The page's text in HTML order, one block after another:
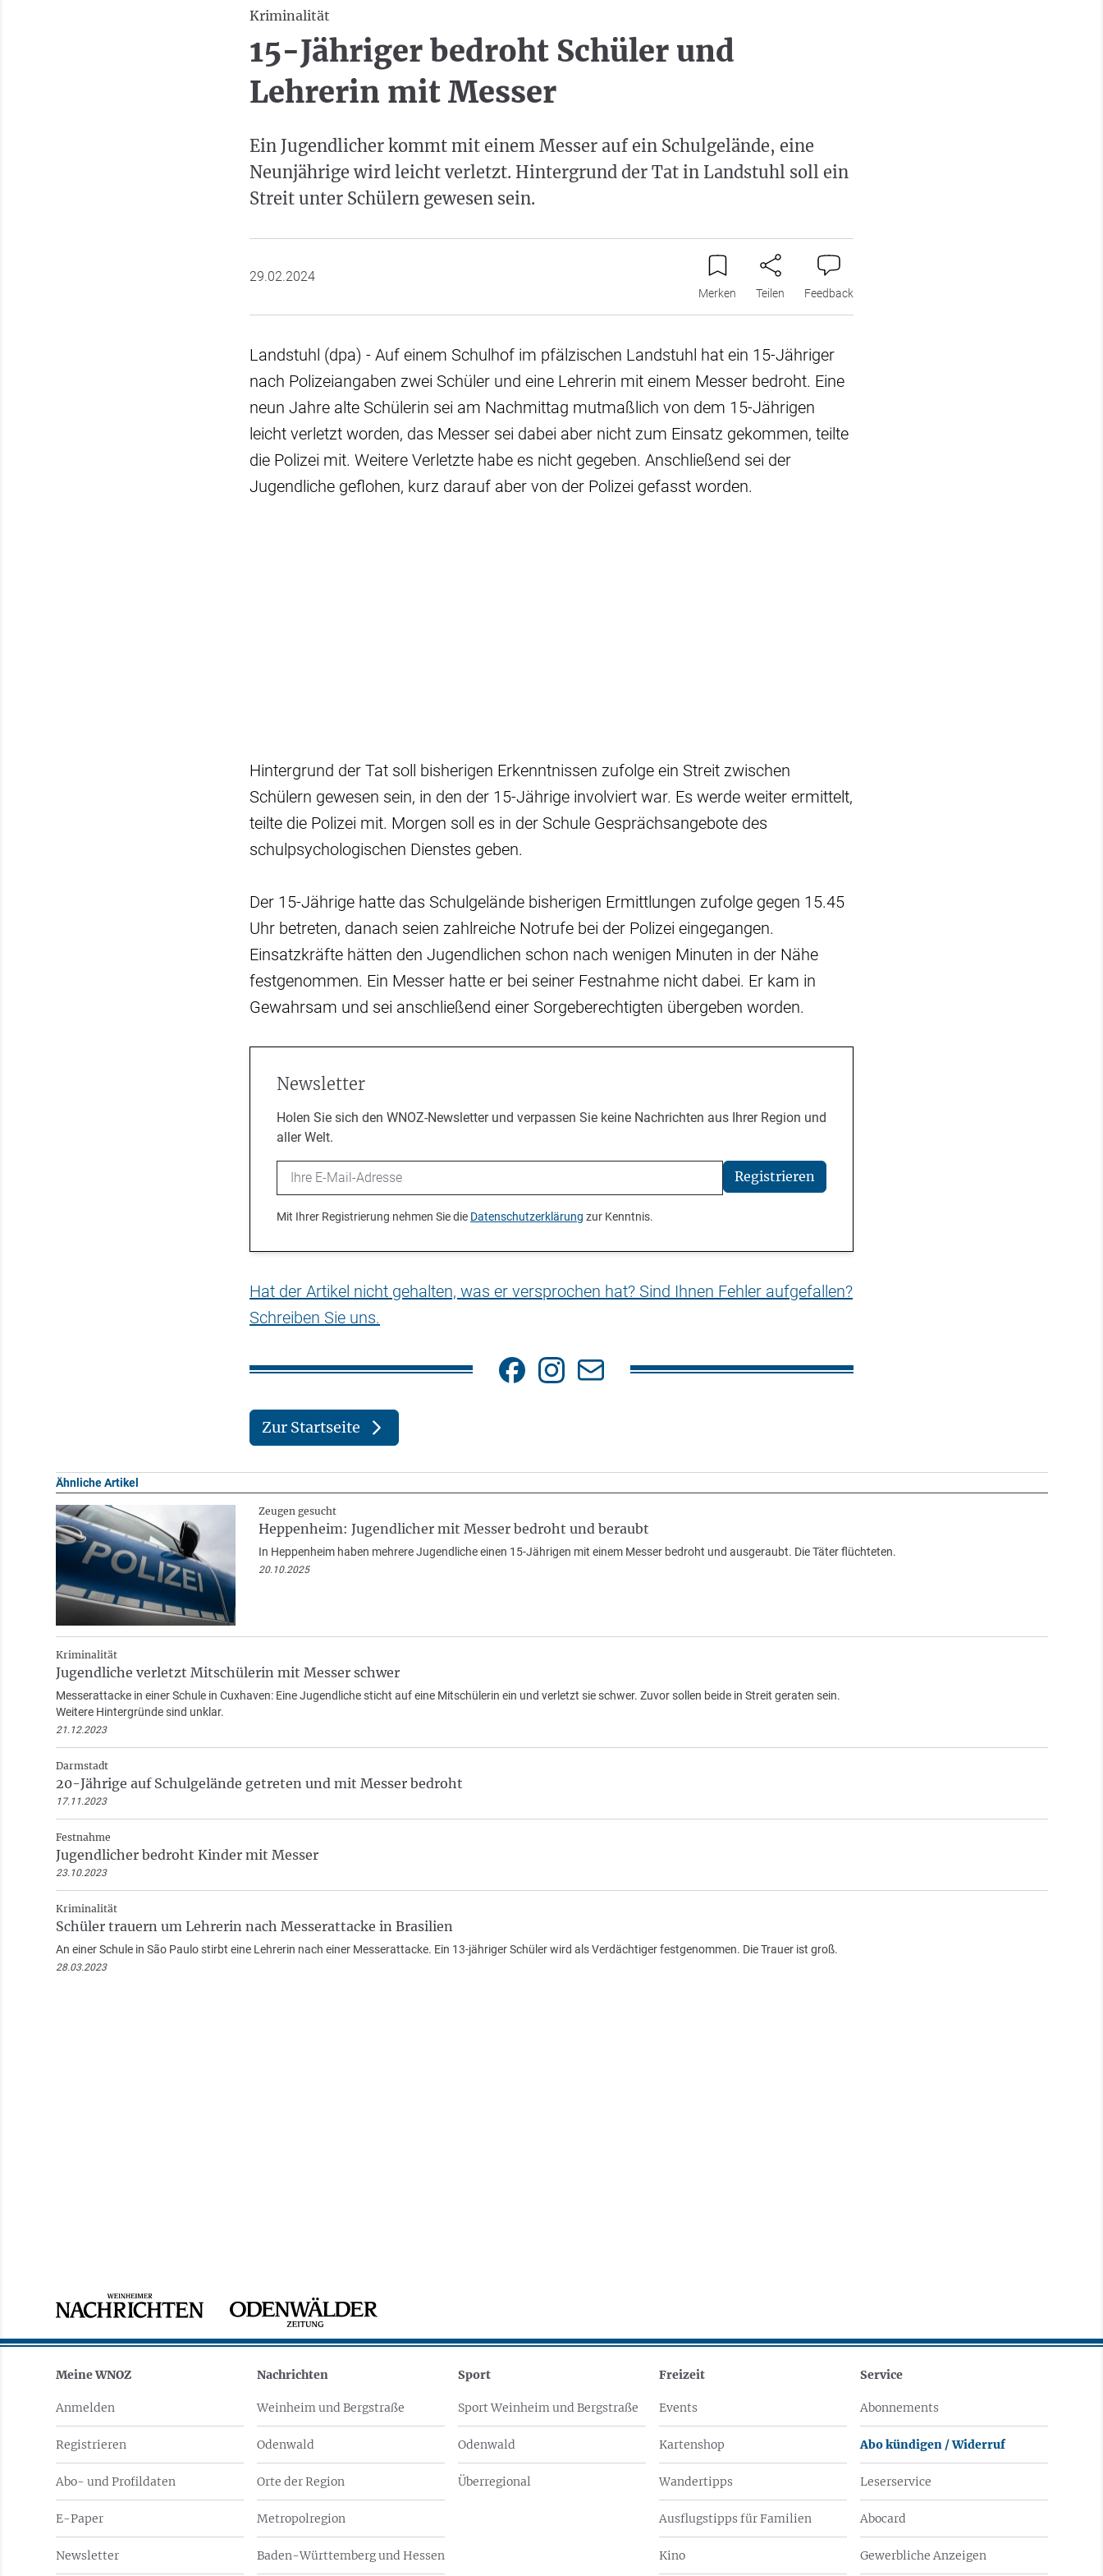
Kriminalität
15-Jähriger bedroht Schüler und
Lehrerin mit Messer
Ein Jugendlicher kommt mit einem Messer auf ein Schulgelände, eine
Neunjährige wird leicht verletzt. Hintergrund der Tat in Landstuhl soll ein
Streit unter Schülern gewesen sein.
29.02.2024
Merken Teilen Feedback
Landstuhl (dpa) - Auf einem Schulhof im pfälzischen Landstuhl hat ein 15-Jähriger
nach Polizeiangaben zwei Schüler und eine Lehrerin mit einem Messer bedroht. Eine
neun Jahre alte Schülerin sei am Nachmittag mutmaßlich von dem 15-Jährigen
leicht verletzt worden, das Messer sei dabei aber nicht zum Einsatz gekommen, teilte
die Polizei mit. Weitere Verletzte habe es nicht gegeben. Anschließend sei der
Jugendliche geflohen, kurz darauf aber von der Polizei gefasst worden.
Hintergrund der Tat soll bisherigen Erkenntnissen zufolge ein Streit zwischen
Schülern gewesen sein, in den der 15-Jährige involviert war. Es werde weiter ermittelt,
teilte die Polizei mit. Morgen soll es in der Schule Gesprächsangebote des
schulpsychologischen Dienstes geben.
Der 15-Jährige hatte das Schulgelände bisherigen Ermittlungen zufolge gegen 15.45
Uhr betreten, danach seien zahlreiche Notrufe bei der Polizei eingegangen.
Einsatzkräfte hätten den Jugendlichen schon nach wenigen Minuten in der Nähe
festgenommen. Ein Messer hatte er bei seiner Festnahme nicht dabei. Er kam in
Gewahrsam und sei anschließend einer Sorgeberechtigten übergeben worden.
Newsletter
Holen Sie sich den WNOZ-Newsletter und verpassen Sie keine Nachrichten aus Ihrer Region und
aller Welt.
Email Registrieren
Mit Ihrer Registrierung nehmen Sie die Datenschutzerklärung zur Kenntnis.
Hat der Artikel nicht gehalten, was er versprochen hat? Sind Ihnen Fehler aufgefallen?
Schreiben Sie uns.
Zur Startseite
Ähnliche Artikel
Zeugen gesucht
Heppenheim: Jugendlicher mit Messer bedroht und beraubt
In Heppenheim haben mehrere Jugendliche einen 15-Jährigen mit einem Messer bedroht und ausgeraubt. Die Täter flüchteten.
20.10.2025
Kriminalität
Jugendliche verletzt Mitschülerin mit Messer schwer
Messerattacke in einer Schule in Cuxhaven: Eine Jugendliche sticht auf eine Mitschülerin ein und verletzt sie schwer. Zuvor sollen beide in Streit geraten sein.
Weitere Hintergründe sind unklar.
21.12.2023
Darmstadt
20-Jährige auf Schulgelände getreten und mit Messer bedroht
17.11.2023
Festnahme
Jugendlicher bedroht Kinder mit Messer
23.10.2023
Kriminalität
Schüler trauern um Lehrerin nach Messerattacke in Brasilien
An einer Schule in São Paulo stirbt eine Lehrerin nach einer Messerattacke. Ein 13-jähriger Schüler wird als Verdächtiger festgenommen. Die Trauer ist groß.
28.03.2023
Meine WNOZ
Anmelden
Registrieren
Abo- und Profildaten
E-Paper
Newsletter
Nachrichten
Weinheim und Bergstraße
Odenwald
Orte der Region
Metropolregion
Baden-Württemberg und Hessen
Sport
Sport Weinheim und Bergstraße
Odenwald
Überregional
Freizeit
Events
Kartenshop
Wandertipps
Ausflugstipps für Familien
Kino
Service
Abonnements
Abo kündigen / Widerruf
Leserservice
Abocard
Gewerbliche Anzeigen